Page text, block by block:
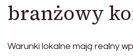
branżowy
Warunki lokalne mają realny